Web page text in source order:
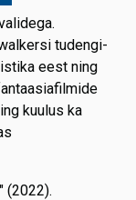
tudengi-
eest ning
kuulus ka
(2022).